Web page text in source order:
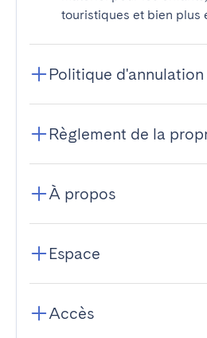
touristiques et bien plus
Politique d'annulation
Règlement de la
À propos
Espace
Accès